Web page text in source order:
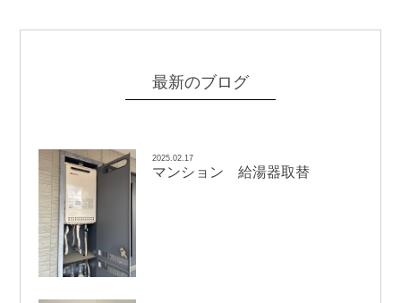
最新のブログ
2025.02.17
マンション 給湯器取替